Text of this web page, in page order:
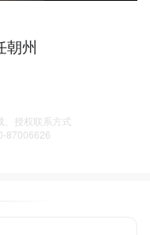
朝州
、授权联系方式
87006626